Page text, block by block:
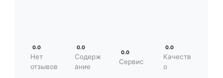
0.0
Нет
отзывов
0.0
Содерж
ание
0.0
Сервис
0.0
Качеств
о